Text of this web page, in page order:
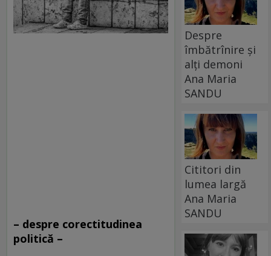
– despre corectitudinea
politică –
Despre
îmbătrînire și
alți demoni
Ana Maria
SANDU
Cititori din
lumea largă
Ana Maria
SANDU